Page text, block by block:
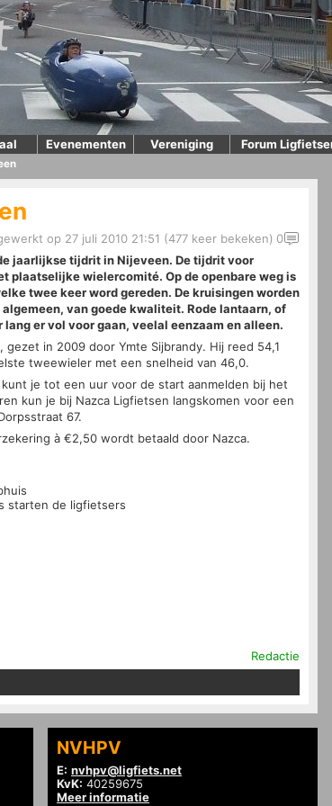
Evenementen Vereniging Forum
op 27 juli 2010 21:51 (477 keer bekeken) 0
jaarlijkse tijdrit in Nijeveen. De tijdrit voor
plaatselijke wielercomité. Op de openbare weg is
twee keer word gereden. De kruisingen worden
van goede kwaliteit. Rode lantaarn, of
er vol voor gaan, veelal eenzaam en alleen.
in 2009 door Ymte Sijbrandy. Hij reed 54,1
tweewieler met een snelheid van 46,0.
je tot een uur voor de start aanmelden bij het
kun je bij Nazca Ligfietsen langskomen voor een
67.
à €2,50 wordt betaald door Nazca.
starten de ligfietsers
Redactie
NVHPV
E: nvhpv@ligfiets.net
KvK: 40259675
Meer informatie